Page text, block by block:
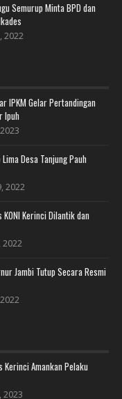
Semurup Minta BPD dan
2022
IPKM Gelar Pertandingan
Ipuh
Desa Tanjung Pauh
2022
Kerinci Dilantik dan
2022
Jambi Tutup Secara Resmi
Amankan Pelaku
2023